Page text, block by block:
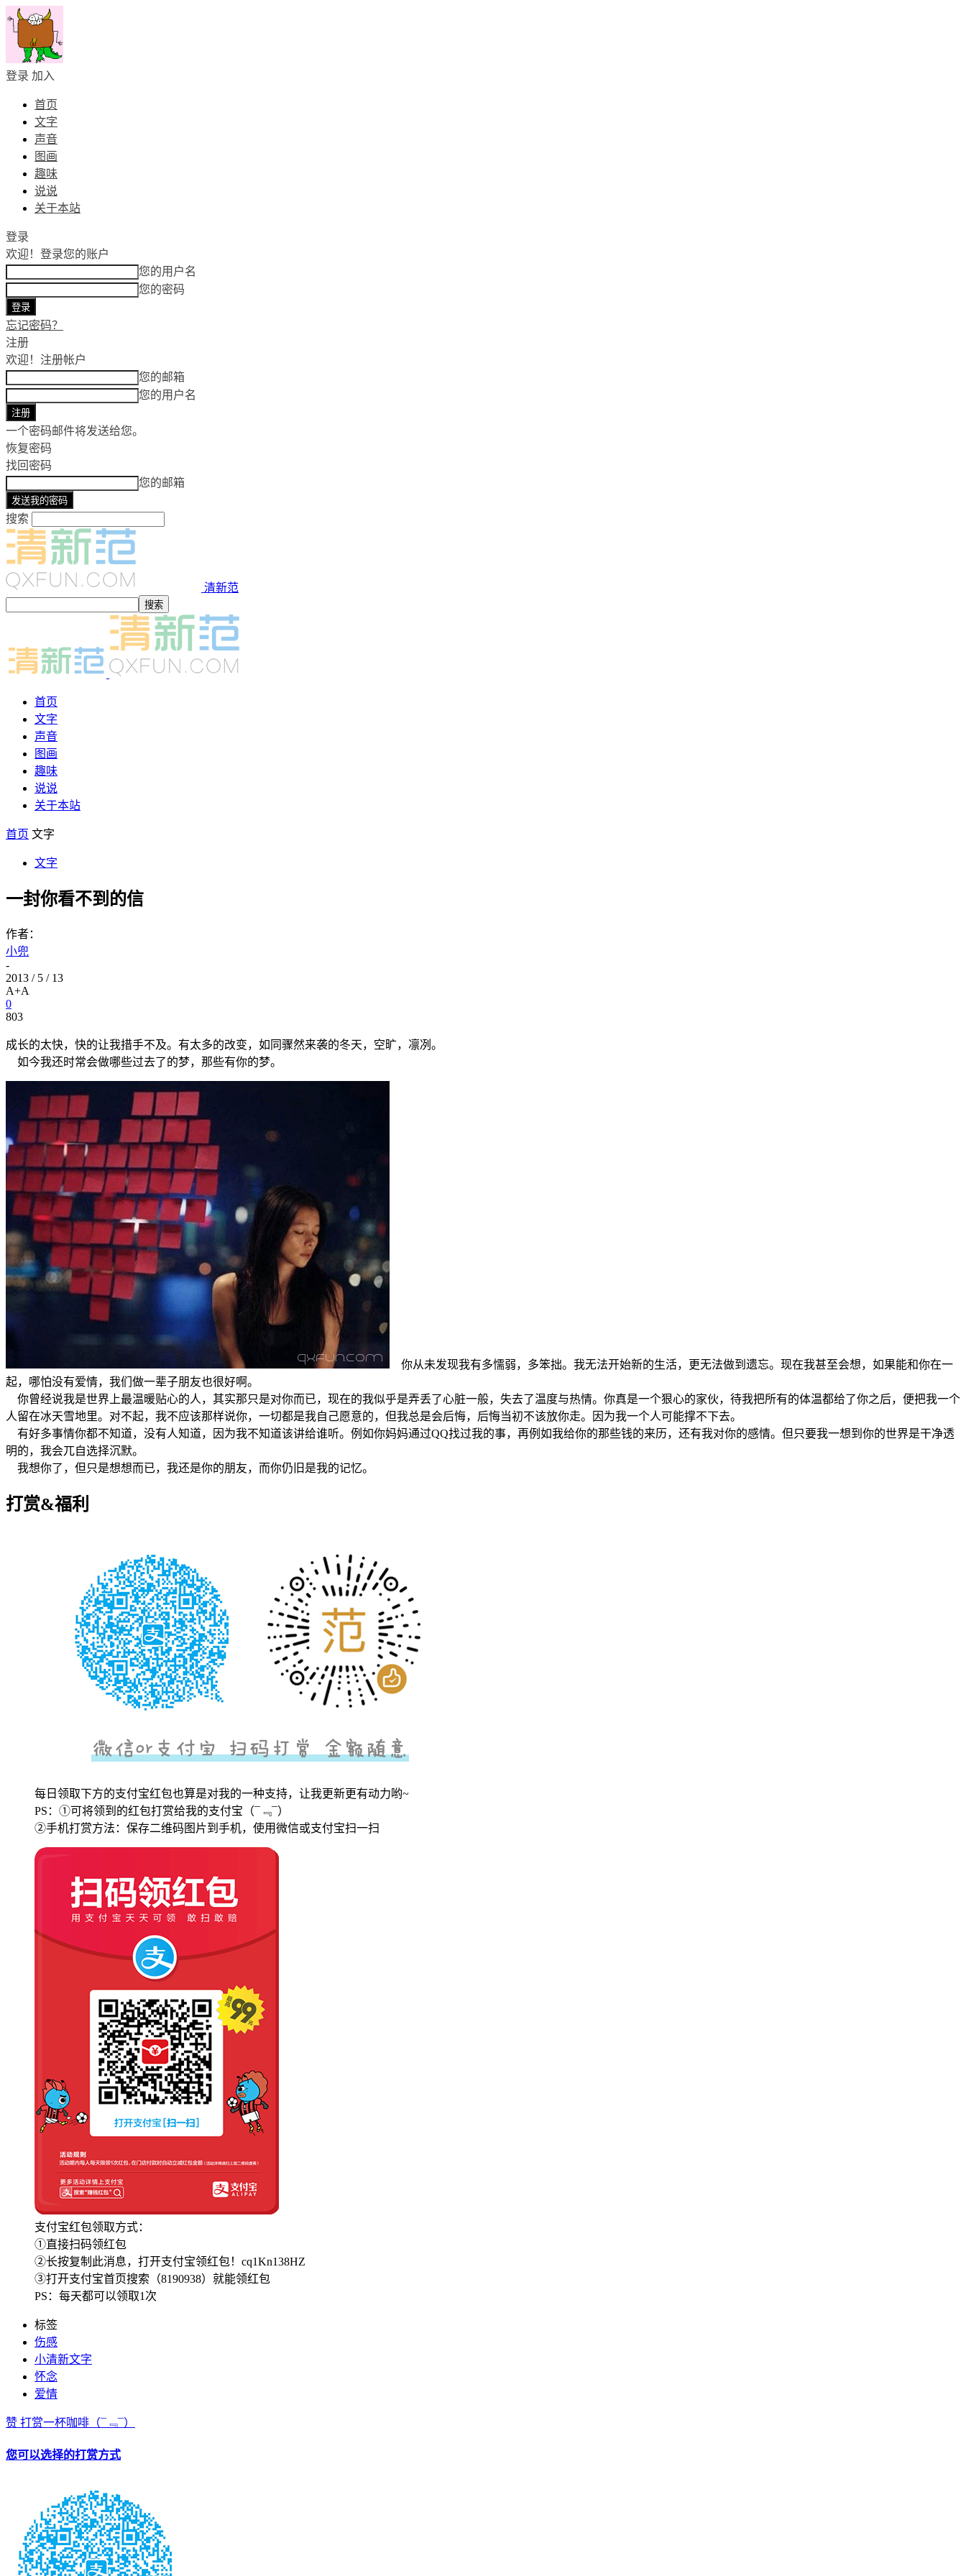
登录 加入
首页
文字
声音
图画
趣味
说说
关于本站
登录
欢迎！ 登录您的账户
您的用户名
您的密码
忘记密码？
注册
欢迎！ 注册帐户
您的邮箱
您的用户名
一个密码邮件将发送给您。
恢复密码
找回密码
您的邮箱
搜索
清新范
首页
文字
声音
图画
趣味
说说
关于本站
首页 文字
文字
一封你看不到的信
作者：
小兜
-
2013 / 5 / 13
A+A
0
803
成长的太快，快的让我措手不及。有太多的改变，如同骤然来袭的冬天，空旷，凛冽。
如今我还时常会做哪些过去了的梦，那些有你的梦。
你从未发现我有多懦弱，多笨拙。我无法开始新的生活，更无法做到遗忘。现在我甚至会想，如果能和你在一
起，哪怕没有爱情，我们做一辈子朋友也很好啊。
你曾经说我是世界上最温暖贴心的人，其实那只是对你而已，现在的我似乎是弄丢了心脏一般，失去了温度与热情。你真是一个狠心的家伙，待我把所有的体温都给了你之后，便把我一个
人留在冰天雪地里。对不起，我不应该那样说你，一切都是我自己愿意的，但我总是会后悔，后悔当初不该放你走。因为我一个人可能撑不下去。
有好多事情你都不知道，没有人知道，因为我不知道该讲给谁听。例如你妈妈通过QQ找过我的事，再例如我给你的那些钱的来历，还有我对你的感情。但只要我一想到你的世界是干净透
明的，我会兀自选择沉默。
我想你了，但只是想想而已，我还是你的朋友，而你仍旧是我的记忆。
打赏&福利
每日领取下方的支付宝红包也算是对我的一种支持，让我更新更有动力哟~
PS：①可将领到的红包打赏给我的支付宝 （¯﹃¯）
②手机打赏方法：保存二维码图片到手机，使用微信或支付宝扫一扫
支付宝红包领取方式：
①直接扫码领红包
②长按复制此消息，打开支付宝领红包！cq1Kn138HZ
③打开支付宝首页搜索（8190938）就能领红包
PS：每天都可以领取1次
标签
伤感
小清新文字
怀念
爱情
赞 打赏一杯咖啡 （¯﹃¯）
您可以选择的打赏方式